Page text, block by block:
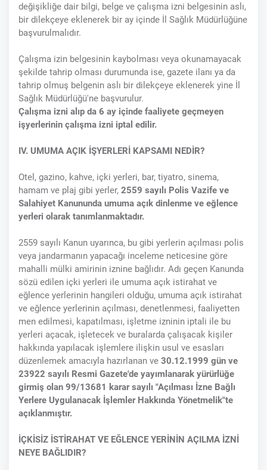
değişikliğe dair bilgi, belge ve çalışma izni belgesinin aslı,
bir dilekçeye eklenerek bir ay içinde İl Sağlık Müdürlüğüne
başvurulmalıdır.
Çalışma izin belgesinin kaybolması veya okunamayacak
şekilde tahrip olması durumunda ise, gazete ilanı ya da
tahrip olmuş belgenin aslı bir dilekçeye eklenerek yine İl
Sağlık Müdürlüğü'ne başvurulur.
Çalışma izni alıp da 6 ay içinde faaliyete geçmeyen
işyerlerinin çalışma izni iptal edilir.
IV. UMUMA AÇIK İŞYERLERİ KAPSAMI NEDİR?
Otel, gazino, kahve, içki yerleri, bar, tiyatro, sinema,
hamam ve plaj gibi yerler, 2559 sayılı Polis Vazife ve
Salahiyet Kanununda umuma açık dinlenme ve eğlence
yerleri olarak tanımlanmaktadır.
2559 sayılı Kanun uyarınca, bu gibi yerlerin açılması polis
veya jandarmanın yapacağı inceleme neticesine göre
mahalli mülki amirinin iznine bağlıdır. Adı geçen Kanunda
sözü edilen içki yerleri ile umuma açık istirahat ve
eğlence yerlerinin hangileri olduğu, umuma açık istirahat
ve eğlence yerlerinin açılması, denetlenmesi, faaliyetten
men edilmesi, kapatılması, işletme izninin iptali ile bu
yerleri açacak, işletecek ve buralarda çalışacak kişiler
hakkında yapılacak işlemlere ilişkin usul ve esasları
düzenlemek amacıyla hazırlanan ve 30.12.1999 gün ve
23922 sayılı Resmi Gazete'de yayımlanarak yürürlüğe
girmiş olan 99/13681 karar sayılı "Açılması İzne Bağlı
Yerlere Uygulanacak İşlemler Hakkında Yönetmelik"te
açıklanmıştır.
İÇKİSİZ İSTİRAHAT VE EĞLENCE YERİNİN AÇILMA İZNİ
NEYE BAĞLIDIR?